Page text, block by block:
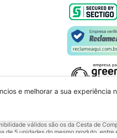
válidos são os da Cesta de
de 5 unidades do mesmo produto,
e melhorar a sua experiência